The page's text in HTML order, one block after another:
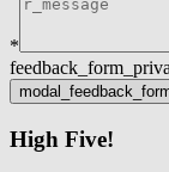
*
High Five!